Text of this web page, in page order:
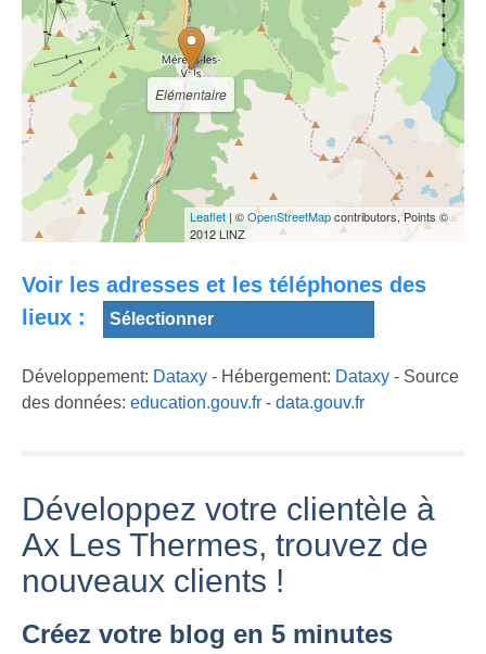
Elémentaire
Leaflet | ©OpenStreetMapcontributors, Points ©
2012 LINZ
Voir les adresses et les téléphones des
lieux :
Développement: Dataxy - Hébergement: Dataxy - Source
des données: education.gouv.fr - data.gouv.fr
Développez votre clientèle à
Ax Les Thermes, trouvez de
nouveaux clients !
Créez votre blog en 5 minutes